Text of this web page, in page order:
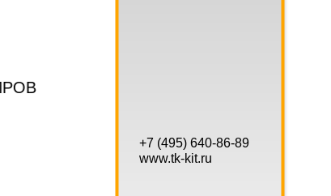
+7 (495) 640-86-89
www.tk-kit.ru